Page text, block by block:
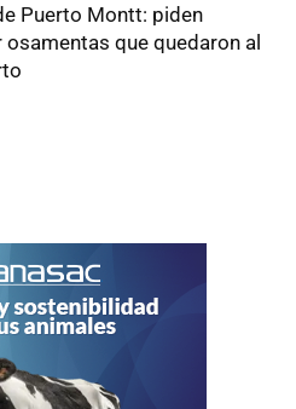
Puerto Montt: piden
osamentas que quedaron al